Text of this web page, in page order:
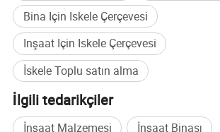
Bina Için Iskele Çerçevesi
Inşaat Için Iskele Çerçevesi
İskele Toplu satın alma
İlgili tedarikçiler
İnşaat Malzemesi İnşaat Binası